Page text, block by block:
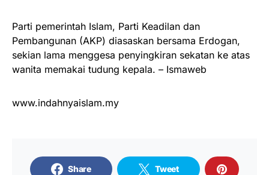
Parti pemerintah Islam, Parti Keadilan dan
Pembangunan (AKP) diasaskan bersama Erdogan,
sekian lama menggesa penyingkiran sekatan ke atas
wanita memakai tudung kepala. – Ismaweb
www.indahnyaislam.my
Share Tweet